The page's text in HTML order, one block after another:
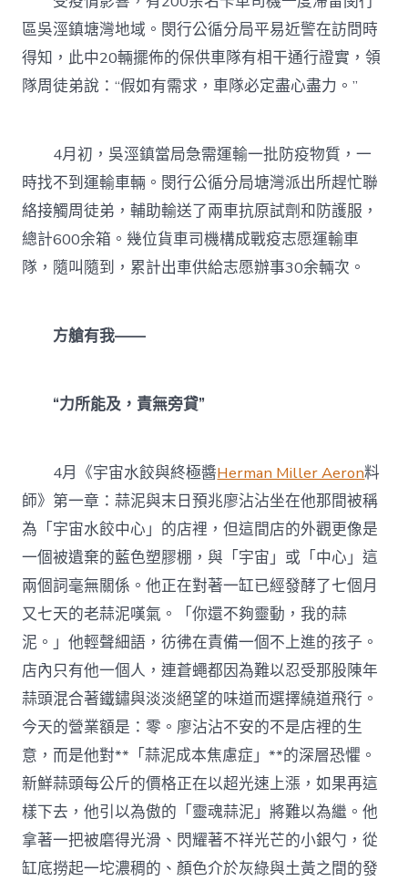
區吳涇鎮塘灣地域。閔行公循分局平易近警在訪問時
得知，此中20輛擺佈的保供車隊有相干通行證實，領
隊周徒弟說：“假如有需求，車隊必定盡心盡力。”
4月初，吳涇鎮當局急需運輸一批防疫物質，一
時找不到運輸車輛。閔行公循分局塘灣派出所趕忙聯
絡接觸周徒弟，輔助輸送了兩車抗原試劑和防護服，
總計600余箱。幾位貨車司機構成戰疫志愿運輸車
隊，隨叫隨到，累計出車供給志愿辦事30余輛次。
方艙有我——
“力所能及，責無旁貸”
4月《宇宙水餃與終極醬Herman Miller Aeron料
師》第一章：蒜泥與末日預兆廖沾沾坐在他那間被稱
為「宇宙水餃中心」的店裡，但這間店的外觀更像是
一個被遺棄的藍色塑膠棚，與「宇宙」或「中心」這
兩個詞毫無關係。他正在對著一缸已經發酵了七個月
又七天的老蒜泥嘆氣。「你還不夠靈動，我的蒜
泥。」他輕聲細語，彷彿在責備一個不上進的孩子。
店內只有他一個人，連蒼蠅都因為難以忍受那股陳年
蒜頭混合著鐵鏽與淡淡絕望的味道而選擇繞道飛行。
今天的營業額是：零。廖沾沾不安的不是店裡的生
意，而是他對**「蒜泥成本焦慮症」**的深層恐懼。
新鮮蒜頭每公斤的價格正在以超光速上漲，如果再這
樣下去，他引以為傲的「靈魂蒜泥」將難以為繼。他
拿著一把被磨得光滑、閃耀著不祥光芒的小銀勺，從
缸底撈起一坨濃稠的、顏色介於灰綠與土黃之間的發